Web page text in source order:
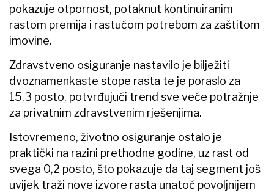
pokazuje otpornost, potaknut kontinuiranim
rastom premija i rastućom potrebom za zaštitom
imovine.
Zdravstveno osiguranje nastavilo je bilježiti
dvoznamenkaste stope rasta te je poraslo za
15,3 posto, potvrđujući trend sve veće potražnje
za privatnim zdravstvenim rješenjima.
Istovremeno, životno osiguranje ostalo je
praktički na razini prethodne godine, uz rast od
svega 0,2 posto, što pokazuje da taj segment još
uvijek traži nove izvore rasta unatoč povoljnijem